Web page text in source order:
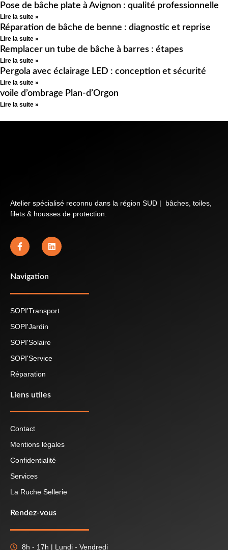
Pose de bâche plate à Avignon : qualité professionnelle
Lire la suite »
Réparation de bâche de benne : diagnostic et reprise
Lire la suite »
Remplacer un tube de bâche à barres : étapes
Lire la suite »
Pergola avec éclairage LED : conception et sécurité
Lire la suite »
voile d’ombrage Plan-d’Orgon
Lire la suite »
Atelier spécialisé reconnu dans la région SUD | bâches, toiles,
filets & housses de protection.
Navigation
SOPI'Transport
SOPI'Jardin
SOPI'Solaire
SOPI'Service
Réparation
Liens utiles
Contact
Mentions légales
Confidentialité
Services
La Ruche Sellerie
Rendez-vous
8h - 17h | Lundi - Vendredi